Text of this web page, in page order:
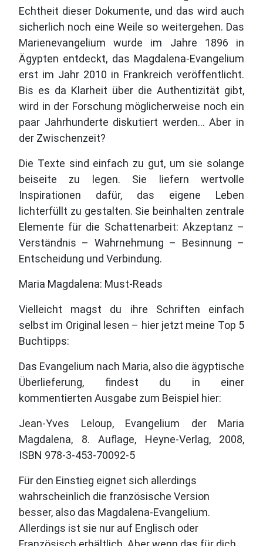
Echtheit dieser Dokumente, und das wird auch
sicherlich noch eine Weile so weitergehen. Das
Marienevangelium wurde im Jahre 1896 in
Ägypten entdeckt, das Magdalena-Evangelium
erst im Jahr 2010 in Frankreich veröffentlicht.
Bis es da Klarheit über die Authentizität gibt,
wird in der Forschung möglicherweise noch ein
paar Jahrhunderte diskutiert werden… Aber in
der Zwischenzeit?
Die Texte sind einfach zu gut, um sie solange
beiseite zu legen. Sie liefern wertvolle
Inspirationen dafür, das eigene Leben
lichterfüllt zu gestalten. Sie beinhalten zentrale
Elemente für die Schattenarbeit: Akzeptanz –
Verständnis – Wahrnehmung – Besinnung –
Entscheidung und Verbindung.
Maria Magdalena: Must-Reads
Vielleicht magst du ihre Schriften einfach
selbst im Original lesen – hier jetzt meine Top 5
Buchtipps:
Das Evangelium nach Maria, also die ägyptische
Überlieferung, findest du in einer
kommentierten Ausgabe zum Beispiel hier:
Jean-Yves Leloup, Evangelium der Maria
Magdalena, 8. Auflage, Heyne-Verlag, 2008,
ISBN 978-3-453-70092-5
Für den Einstieg eignet sich allerdings
wahrscheinlich die französische Version
besser, also das Magdalena-Evangelium.
Allerdings ist sie nur auf Englisch oder